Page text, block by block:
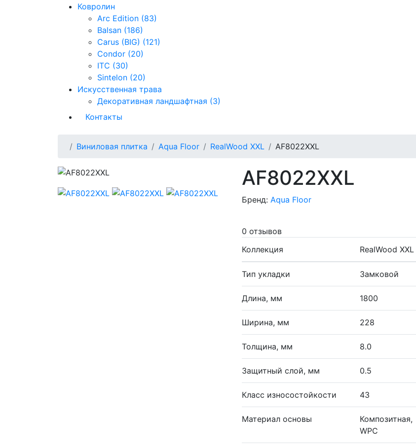
Ковролин
Arc Edition (83)
Balsan (186)
Carus (BIG) (121)
Condor (20)
ITC (30)
Sintelon (20)
Искусственная трава
Декоративная ландшафтная (3)
Контакты
Виниловая плитка Aqua Floor RealWood XXL AF8022XXL
AF8022XXL
Бренд: Aqua Floor
0 отзывов
Коллекция
RealWood XXL
Тип укладки Замковой
Длина, мм 1800
Ширина, мм 228
Толщина, мм 8.0
Защитный слой, мм 0.5
Класс износостойкости 43
Материал основы
Композитная,
WPC